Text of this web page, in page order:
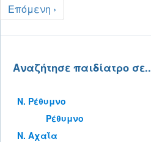
Επόμενη ›
Αναζήτησε παιδίατρο σε..
Ν. Ρέθυμνο
Ρέθυμνο
Ν. Αχαΐα